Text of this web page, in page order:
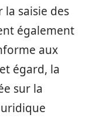
la saisie des
également
aux
égard, la
sur la